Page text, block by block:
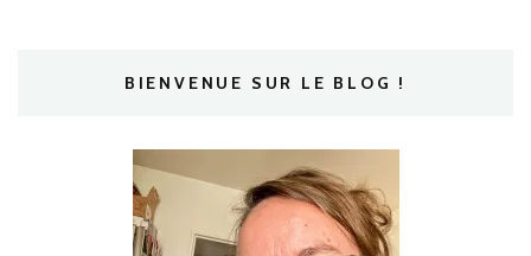
BIENVENUE SUR LE BLOG !